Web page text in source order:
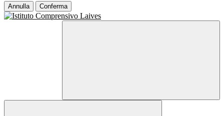
Annulla Conferma